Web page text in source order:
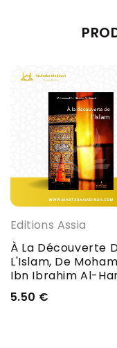
Editions Assia
À La Découverte
L'Islam, De
Ibn Ibrahim Al-
5.50 €